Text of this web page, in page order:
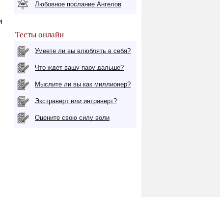
Любовное послание Ангелов
Тесты онлайн
Умеете ли вы влюблять в себя?
Что ждет вашу пару дальше?
Мыслите ли вы как миллионер?
Экстраверт или интраверт?
Оцените свою силу воли